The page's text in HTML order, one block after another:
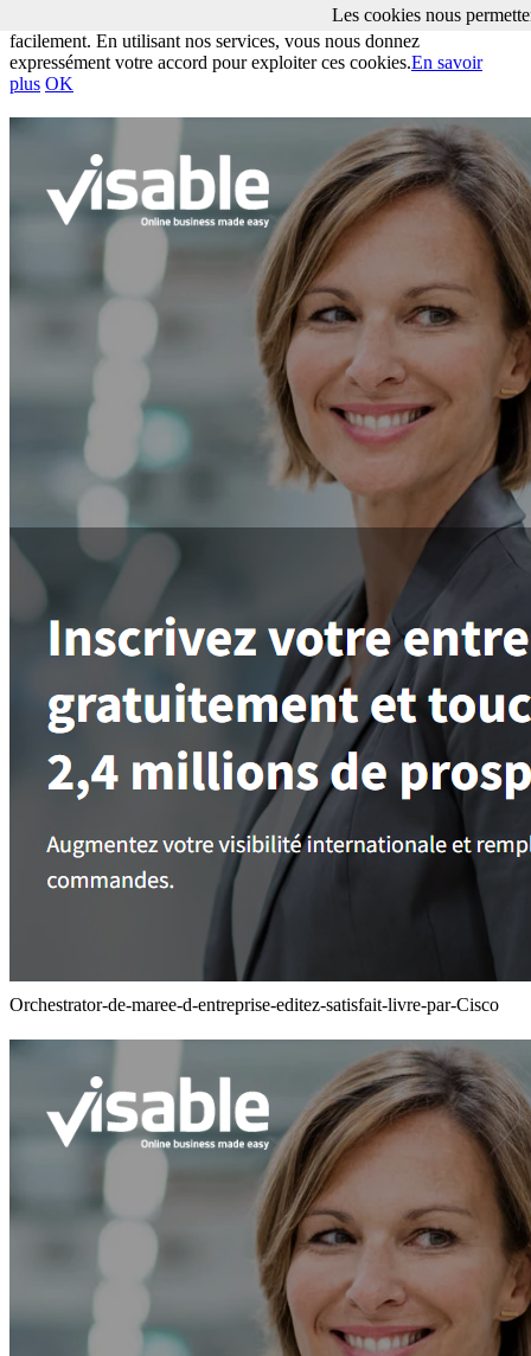
Les cookies nous permettent de vous proposer nos services plus
facilement. En utilisant nos services, vous nous donnez
expressément votre accord pour exploiter ces cookies.En savoir
plus OK
Orchestrator-de-maree-d-entreprise-editez-satisfait-livre-par-Cisco
Les cookies nous